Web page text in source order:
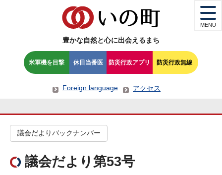
豊かな自然と心に出会えるまち
米軍機を目撃 休日当番医 防災行政アプリ 防災行政無線
Foreign language アクセス
MENU
議会だよりバックナンバー
議会だより第53号